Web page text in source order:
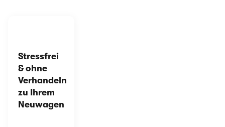
Stressfrei
& ohne
Verhandeln
zu Ihrem
Neuwagen